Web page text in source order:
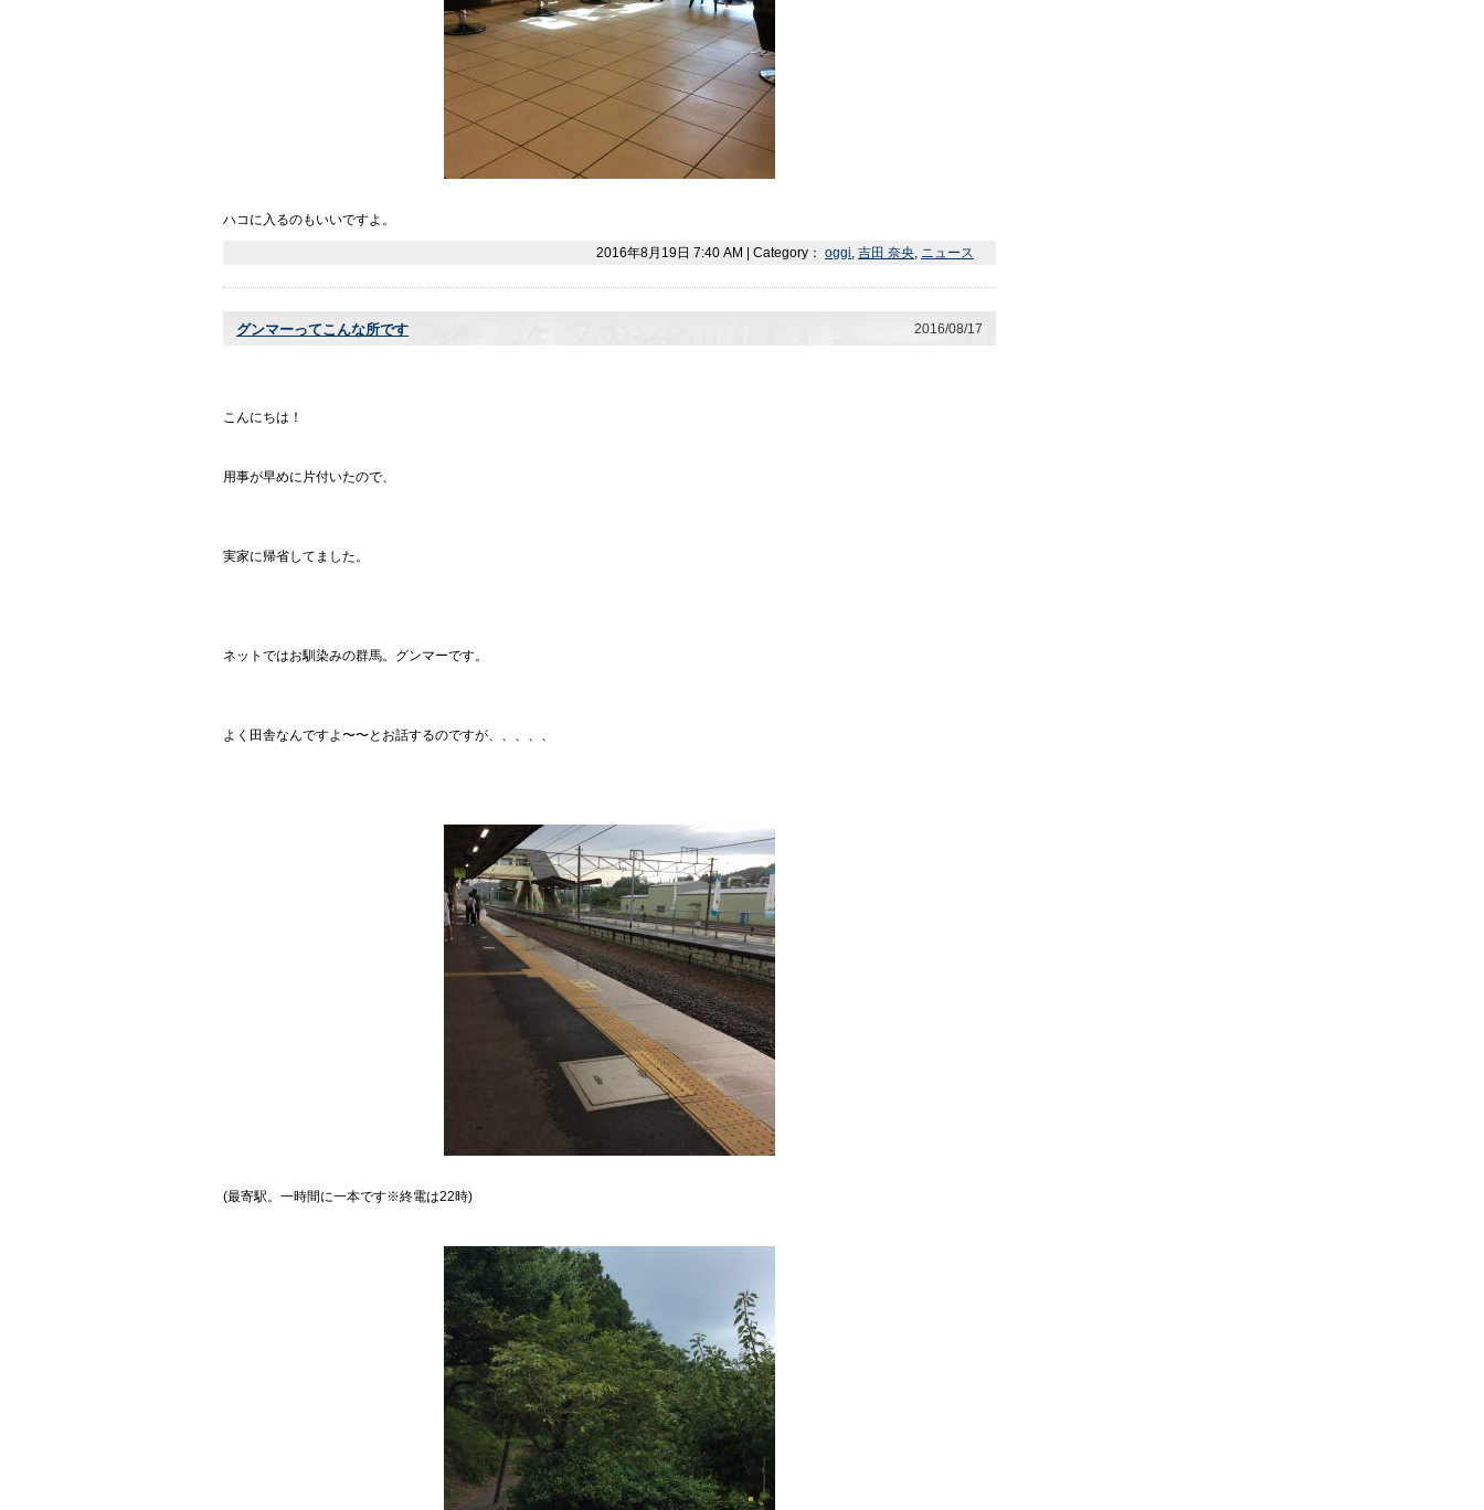
ハコに入るのもいいですよ。
2016年8月19日 7:40 AM | Category： oggi, 吉田 奈央, ニュース
グンマーってこんな所です 2016/08/17
こんにちは！
用事が早めに片付いたので、
実家に帰省してました。
ネットではお馴染みの群馬。グンマーです。
よく田舎なんですよ〜〜とお話するのですが、、、、、
(最寄駅。一時間に一本です※終電は22時)